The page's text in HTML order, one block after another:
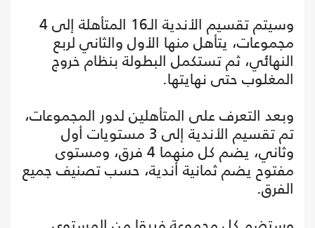
وسيتم تقسيم الأندية الـ16 المتأهلة إلى 4
مجموعات، يتأهل منها الأول والثاني لربع
النهائي، ثم تستكمل البطولة بنظام خروج
المغلوب حتى نهايتها.
وبعد التعرف على المتأهلين لدور المجموعات،
تم تقسيم الأندية إلى 3 مستويات أول
وثاني، يضم كل منهما 4 فرق، ومستوى
مفتوح يضم ثمانية أندية، حسب تصنيف جميع
الفرق.